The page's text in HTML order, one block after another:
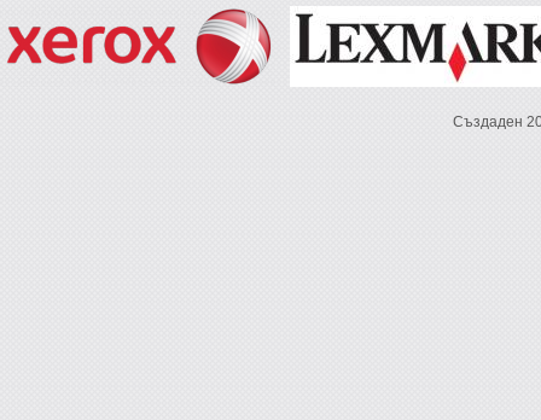
Създаден